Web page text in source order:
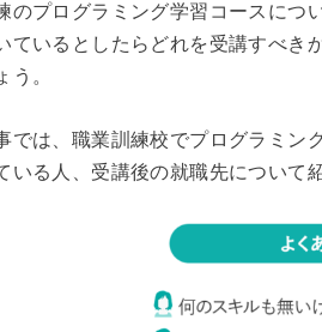
のプログラミング学習コースにつ
ているとしたらどれを受講すべき
う。
では、職業訓練校でプログラミン
いる人、受講後の就職先について